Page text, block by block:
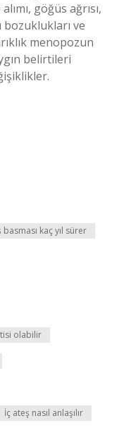
göğüs ağrısı,
ve
menopozun
belirtileri
basması kaç yıl sürer
olabilir
İç ateş nasıl anlaşılır